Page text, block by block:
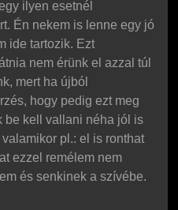
ilyen esetnél
Én nekem is lenne egy jó
ide tartozik. Ezt
nem érünk el azzal túl
mert ha újból
hogy pedig ezt meg
be kell vallani néha jól is
pl.: el is ronthat
ezzel remélem nem
és senkinek a szívébe.